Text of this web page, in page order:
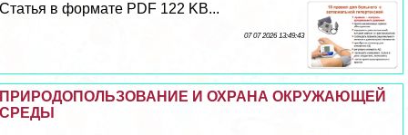
Статья в формате PDF 122 KB...
07 07 2026 13:49:43
ПРИРОДОПОЛЬЗОВАНИЕ И ОХРАНА ОКРУЖАЮЩЕЙ
СРЕДЫ